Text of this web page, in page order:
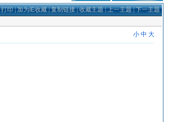
打印|加为IE收藏|复制链接|收藏主题|上一主题|下一主题
小 中 大